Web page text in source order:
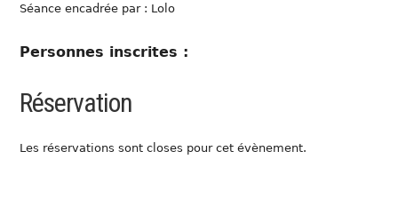
Séance encadrée par : Lolo
Personnes inscrites :
Réservation
Les réservations sont closes pour cet évènement.